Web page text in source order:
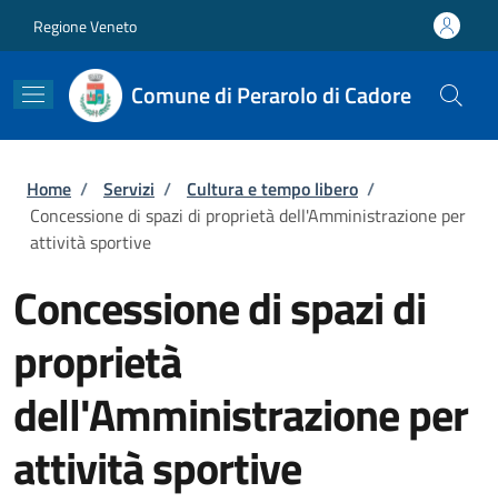
Regione Veneto
Comune di Perarolo di Cadore
Briciole di pane
Home / Servizi / Cultura e tempo libero /
Concessione di spazi di proprietà dell'Amministrazione per
attività sportive
Concessione di spazi di
proprietà
dell'Amministrazione per
attività sportive